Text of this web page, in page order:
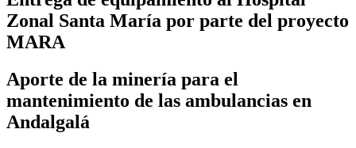
Zonal Santa María por parte del proyecto
MARA
Aporte de la minería para el
mantenimiento de las ambulancias en
Andalgalá